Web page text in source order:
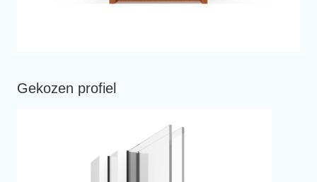
Gekozen profiel